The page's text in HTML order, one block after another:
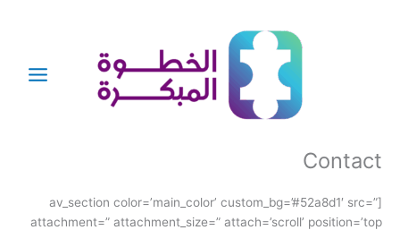
Contact
[av_section color=’main_color’ custom_bg=’#52a8d1′ src=”
attachment=” attachment_size=” attach=’scroll’ position=’top